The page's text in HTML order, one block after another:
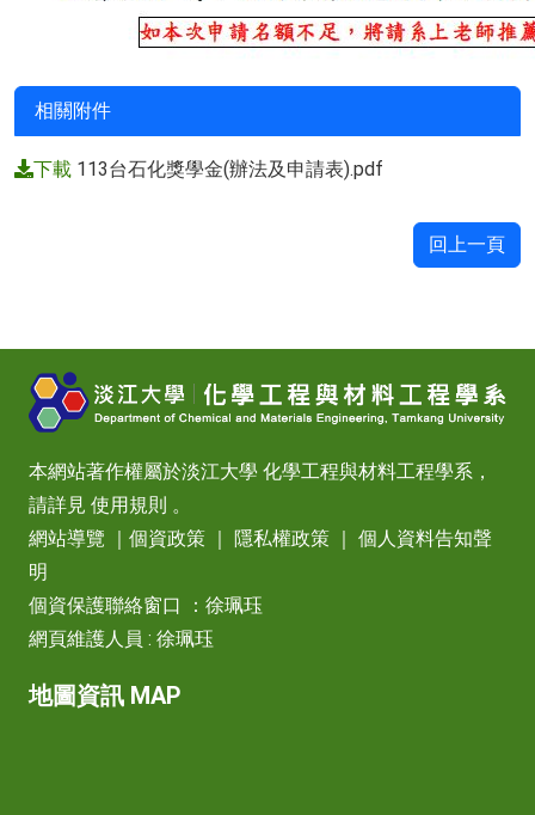
相關附件
下載 113台石化獎學金(辦法及申請表).pdf
回上一頁
本網站著作權屬於淡江大學 化學工程與材料工程學系，
請詳見 使用規則 。
網站導覽 ｜ 個資政策 ｜ 隱私權政策 ｜ 個人資料告知聲
明
個資保護聯絡窗口 ：徐珮珏
網頁維護人員 : 徐珮珏
地圖資訊 MAP